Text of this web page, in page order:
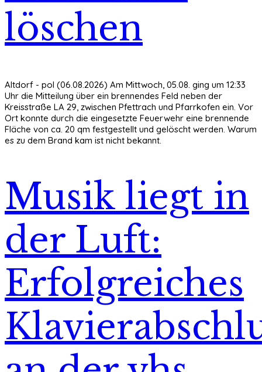
löschen
Altdorf - pol (06.08.2026) Am Mittwoch, 05.08. ging um 12:33
Uhr die Mitteilung über ein brennendes Feld neben der
Kreisstraße LA 29, zwischen Pfettrach und Pfarrkofen ein. Vor
Ort konnte durch die eingesetzte Feuerwehr eine brennende
Fläche von ca. 20 qm festgestellt und gelöscht werden. Warum
es zu dem Brand kam ist nicht bekannt.
Musik liegt in
der Luft:
Erfolgreiches